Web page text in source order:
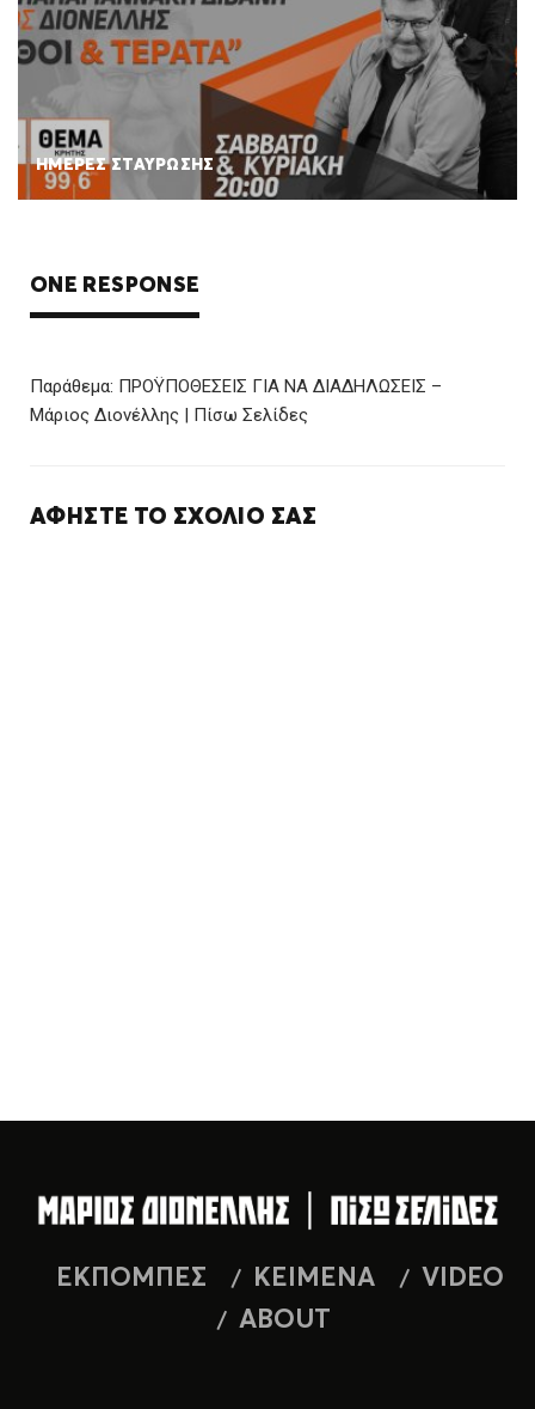
ΗΜΕΡΕΣ ΣΤΑΥΡΩΣΗΣ
ONE RESPONSE
Παράθεμα: ΠΡΟΫΠΟΘΕΣΕΙΣ ΓΙΑ ΝΑ ΔΙΑΔΗΛΩΣΕΙΣ –
Μάριος Διονέλλης | Πίσω Σελίδες
ΑΦΉΣΤΕ ΤΟ ΣΧΌΛΙΌ ΣΑΣ
ΕΚΠΟΜΠΕΣ ΚΕΙΜΕΝΑ
VIDEO
ABOUT